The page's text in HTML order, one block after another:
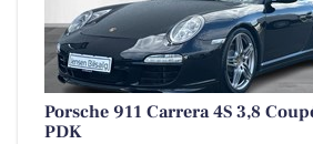
Porsche 911 Carrera 4S 3,8
PDK